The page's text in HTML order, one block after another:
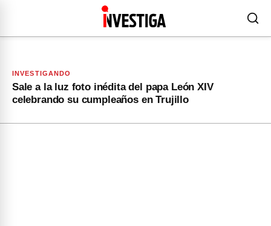
INVESTIGANDO
Sale a la luz foto inédita del papa León XIV
celebrando su cumpleaños en Trujillo